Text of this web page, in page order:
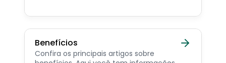
consignado privado.
Benefícios
Confira os principais artigos sobre